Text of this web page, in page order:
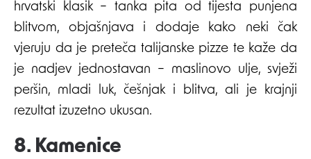
hrvatski klasik – tanka pita od tijesta punjena
blitvom, objašnjava i dodaje kako neki čak
vjeruju da je preteča talijanske pizze te kaže da
je nadjev jednostavan – maslinovo ulje, svježi
peršin, mladi luk, češnjak i blitva, ali je krajnji
rezultat izuzetno ukusan.
8. Kamenice